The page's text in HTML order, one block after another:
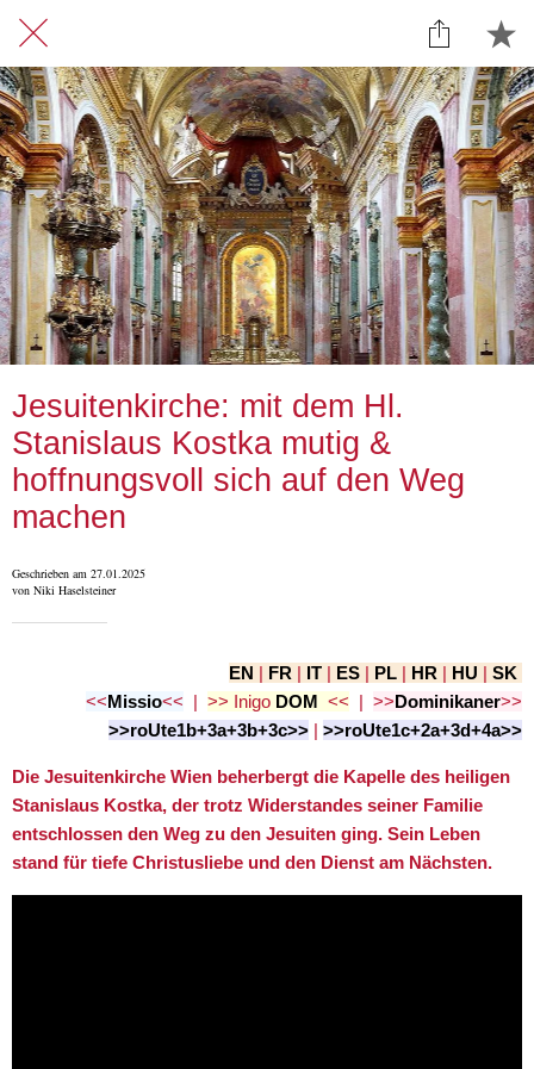
Jesuitenkirche: mit dem Hl.
Stanislaus Kostka mutig &
hoffnungsvoll sich auf den Weg
machen
Geschrieben am 27.01.2025
von Niki Haselsteiner
EN | FR | IT | ES | PL | HR | HU | SK
<<Missio<< | >> Inigo DOM << | >>Dominikaner>>
>>roUte1b+3a+3b+3c>> | >>roUte1c+2a+3d+4a>>
Die Jesuitenkirche Wien beherbergt die Kapelle des heiligen
Stanislaus Kostka, der trotz Widerstandes seiner Familie
entschlossen den Weg zu den Jesuiten ging. Sein Leben
stand für tiefe Christusliebe und den Dienst am Nächsten.